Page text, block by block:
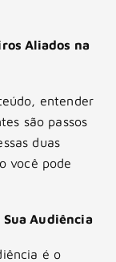
Aliados na
entender
são passos
duas
você pode
Audiência
é o